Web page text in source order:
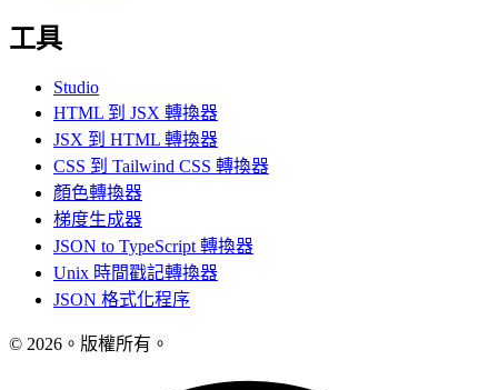
工具
Studio
HTML 到 JSX 轉換器
JSX 到 HTML 轉換器
CSS 到 Tailwind CSS 轉換器
顏色轉換器
梯度生成器
JSON to TypeScript 轉換器
Unix 時間戳記轉換器
JSON 格式化程序
© 2026。版權所有。